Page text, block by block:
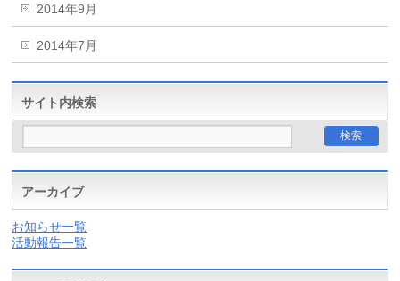
2014年9月
2014年7月
サイト内検索
アーカイブ
お知らせ一覧
活動報告一覧